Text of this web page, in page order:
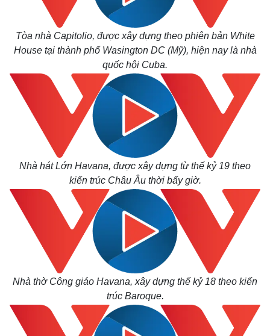
Thế giới
Quan sát
Cuộc sống đó đây
Multimedia
Video
E-Magazine
Infographic
Tòa nhà Capitolio, được xây dựng theo phiên bản White
House tại thành phố Wasington DC (Mỹ), hiện nay là nhà
quốc hội Cuba.
Nhà hát Lớn Havana, được xây dựng từ thế kỷ 19 theo
kiến trúc Châu Âu thời bấy giờ.
Nhà thờ Công giáo Havana, xây dựng thế kỷ 18 theo kiến
trúc Baroque.